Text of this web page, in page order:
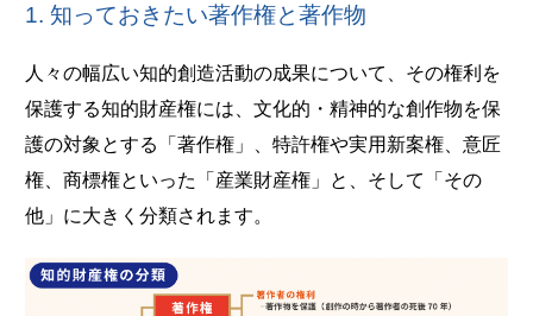
1. 知っておきたい著作権と著作物
人々の幅広い知的創造活動の成果について、その権利を
保護する知的財産権には、文化的・精神的な創作物を保
護の対象とする「著作権」、特許権や実用新案権、意匠
権、商標権といった「産業財産権」と、そして「その
他」に大きく分類されます。